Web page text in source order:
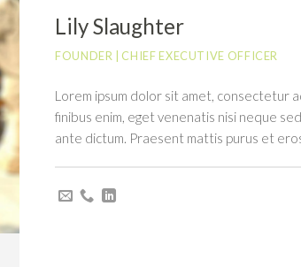
Lily Slaughter
FOUNDER | CHIEF EXECUTIVE OFFICER
Lorem ipsum dolor sit amet, consectetur
finibus enim, eget venenatis nisi neque
ante dictum. Praesent mattis purus et